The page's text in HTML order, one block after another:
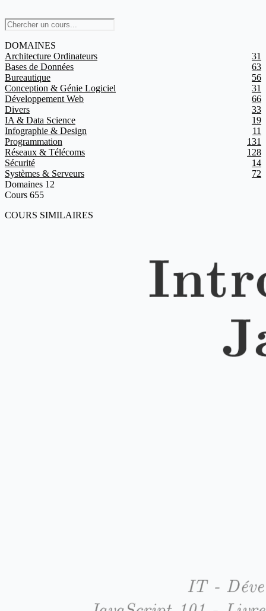
DOMAINES
Architecture Ordinateurs
31
Bases de Données
63
Bureautique
56
Conception & Génie Logiciel
31
Développement Web
66
Divers
33
IA & Data Science
19
Infographie & Design
11
Programmation
131
Réseaux & Télécoms
128
Sécurité
14
Systèmes & Serveurs
72
Domaines 12
Cours 655
COURS SIMILAIRES